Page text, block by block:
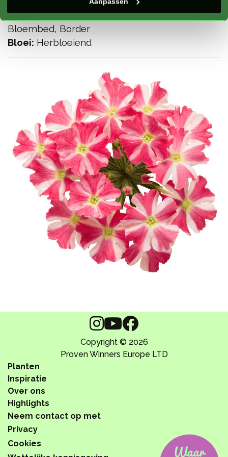
Geschikt voor:Pot, Balkonbak / mand,
Bloembed, Border
Bloei: Herbloeiend
Copyright © 2026
Proven Winners Europe LTD
Planten
Inspiratie
Over ons
Privacy
Cookies
Highlights
Neem contact op met